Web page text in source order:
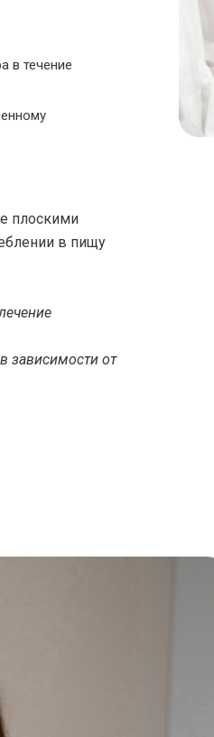
в течение
плоскими
в пищу
зависимости от